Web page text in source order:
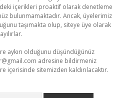
içerikleri proaktif olarak denetleme
bulunmamaktadır. Ancak, üyelerimiz
taşımakta olup, siteye üye olarak
aykırı olduğunu düşündüğünüz
adresine bildirmeniz
içerisinde sitemizden kaldırılacaktır.